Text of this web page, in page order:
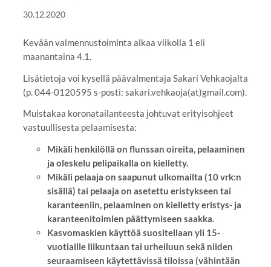
30.12.2020
Kevään valmennustoiminta alkaa viikolla 1 eli
maanantaina 4.1.
Lisätietoja voi kysellä päävalmentaja Sakari Vehkaojalta
(p. 044-0120595 s-posti: sakari.vehkaoja(at)gmail.com).
Muistakaa koronatailanteesta johtuvat erityisohjeet
vastuullisesta pelaamisesta:
Mikäli henkilöllä on flunssan oireita, pelaaminen
ja oleskelu pelipaikalla on kielletty.
Mikäli pelaaja on saapunut ulkomailta (10 vrk:n
sisällä) tai pelaaja on asetettu eristykseen tai
karanteeniin, pelaaminen on kielletty eristys- ja
karanteenitoimien päättymiseen saakka.
Kasvomaskien käyttöä suositellaan yli 15-
vuotiaille liikuntaan tai urheiluun sekä niiden
seuraamiseen käytettävissä tiloissa (vähintään